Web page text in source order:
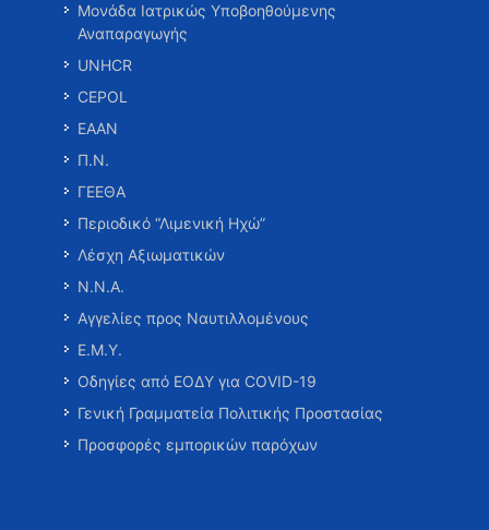
Μονάδα Ιατρικώς Υποβοηθούμενης
Αναπαραγωγής
UNHCR
CEPOL
ΕΑΑΝ
Π.Ν.
ΓΕΕΘΑ
Περιοδικό “Λιμενική Ηχώ”
Λέσχη Αξιωματικών
Ν.Ν.Α.
Αγγελίες προς Ναυτιλλομένους
Ε.Μ.Υ.
Οδηγίες από ΕΟΔΥ για COVID-19
Γενική Γραμματεία Πολιτικής Προστασίας
Προσφορές εμπορικών παρόχων